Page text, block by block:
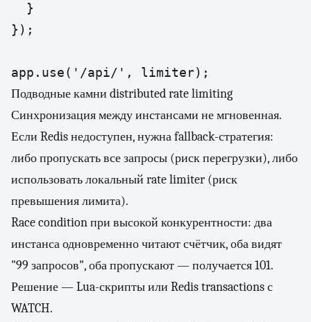
  }
});
app.use('/api/', limiter);
Подводные камни distributed rate limiting
Синхронизация между инстансами не мгновенная.
Если Redis недоступен, нужна fallback-стратегия:
либо пропускать все запросы (риск перегрузки), либо
использовать локальный rate limiter (риск
превышения лимита).
Race condition при высокой конкурентности: два
инстанса одновременно читают счётчик, оба видят
"99 запросов", оба пропускают — получается 101.
Решение — Lua-скрипты или Redis transactions с
WATCH.